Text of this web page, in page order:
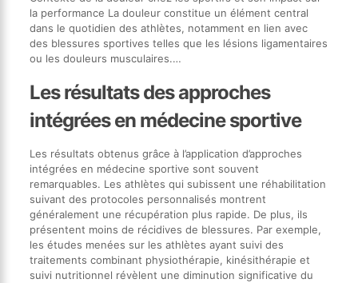
la performance La douleur constitue un élément central
dans le quotidien des athlètes, notamment en lien avec
des blessures sportives telles que les lésions ligamentaires
ou les douleurs musculaires.…
Les résultats des approches
intégrées en médecine sportive
Les résultats obtenus grâce à l’application d’approches
intégrées en médecine sportive sont souvent
remarquables. Les athlètes qui subissent une réhabilitation
suivant des protocoles personnalisés montrent
généralement une récupération plus rapide. De plus, ils
présentent moins de récidives de blessures. Par exemple,
les études menées sur les athlètes ayant suivi des
traitements combinant physiothérapie, kinésithérapie et
suivi nutritionnel révèlent une diminution significative du